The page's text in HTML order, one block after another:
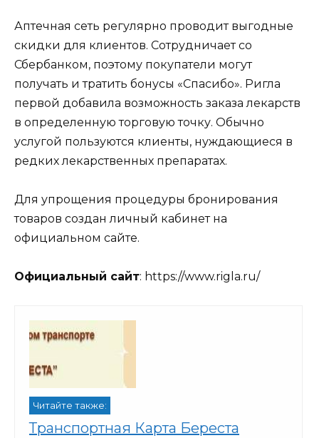
Аптечная сеть регулярно проводит выгодные
скидки для клиентов. Сотрудничает со
Сбербанком, поэтому покупатели могут
получать и тратить бонусы «Спасибо». Ригла
первой добавила возможность заказа лекарств
в определенную торговую точку. Обычно
услугой пользуются клиенты, нуждающиеся в
редких лекарственных препаратах.
Для упрощения процедуры бронирования
товаров создан личный кабинет на
официальном сайте.
Официальный сайт: https://www.rigla.ru/
Читайте также:
Транспортная Карта Береста